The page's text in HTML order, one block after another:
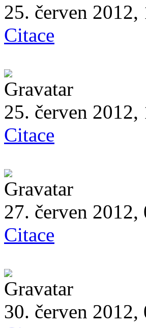
25. červen 2012,
Citace
25. červen 2012,
Citace
27. červen 2012,
Citace
30. červen 2012,